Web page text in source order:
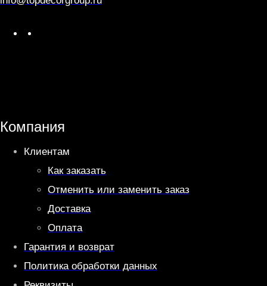
p
p
a
m
Компания
Клиентам
Как заказать
Отменить или заменить заказ
Доставка
Оплата
Гарантия и возврат
Политика обработки данных